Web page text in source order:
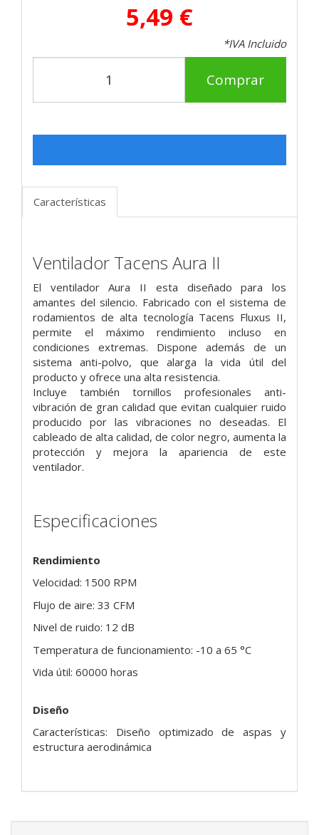
5,49 €
*IVA Incluido
Comprar
Características
Ventilador Tacens Aura II
El ventilador Aura II esta diseñado para los
amantes del silencio. Fabricado con el sistema de
rodamientos de alta tecnología Tacens Fluxus II,
permite el máximo rendimiento incluso en
condiciones extremas. Dispone además de un
sistema anti-polvo, que alarga la vida útil del
producto y ofrece una alta resistencia.
Incluye también tornillos profesionales anti-
vibración de gran calidad que evitan cualquier ruido
producido por las vibraciones no deseadas. El
cableado de alta calidad, de color negro, aumenta la
protección y mejora la apariencia de este
ventilador.
Especificaciones
Rendimiento
Velocidad: 1500 RPM
Flujo de aire: 33 CFM
Nivel de ruido: 12 dB
Temperatura de funcionamiento: -10 a 65 °C
Vida útil: 60000 horas
Diseño
Características: Diseño optimizado de aspas y
estructura aerodinámica